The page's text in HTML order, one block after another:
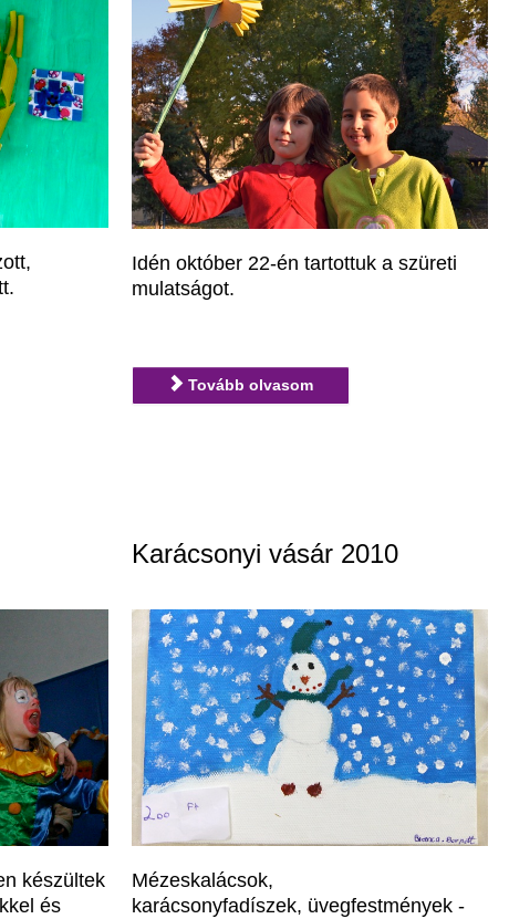
Idén október 22-én tartottuk a szüreti
mulatságot.
Tovább olvasom
készültek
és
Karácsonyi vásár 2010
Mézeskalácsok,
karácsonyfadíszek, üvegfestmények -